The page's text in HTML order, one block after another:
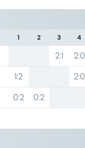
1 2 3 4
2:1 2:0
1:2 2:0
0:2 0:2